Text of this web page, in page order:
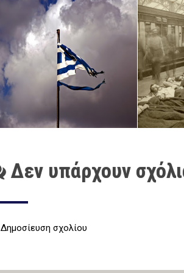
Δεν υπάρχουν
Δημοσίευση σχολίου